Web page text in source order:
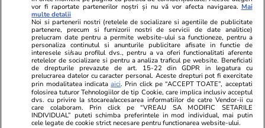
ZILEIpentru a fi la
curent cu cele mai noi
informații.
URMĂREȘTE CEL MAI NOU VIDEO
vor fi raportate partenerilor noștri și nu vă vor afecta navigarea. Mai
multe detalii
Noi si partenerii nostri (retelele de socializare si agentiile de publicitate
partenere, precum si furnizorii nostri de servicii de date analitice)
prelucram date pentru a permite website-ului sa functioneze, pentru a
personaliza continutul si anunturile publicitare afisate in functie de
interesele si/sau profilul dvs., pentru a va oferi functionalitati aferente
retelelor de socializare si pentru a analiza traficul pe website. Beneficiati
de drepturile prevazute de art. 15-22 din GDPR in legatura cu
prelucrarea datelor cu caracter personal. Aceste drepturi pot fi exercitate
prin modalitatea indicataaici. Prin click pe “ACCEPT TOATE”, acceptati
folosirea tuturor Tehnologiilor de tip Cookie, care implica inclusiv acceptul
dvs. cu privire la stocarea/accesarea informatiilor de catre Vendor-ii cu
care colaboram. Prin click pe “VREAU SA MODIFIC SETARILE
INDIVIDUAL” puteti schimba preferintele in mod individual, mai putin
cele legate de cookie strict necesare pentru functionarea website-ului.